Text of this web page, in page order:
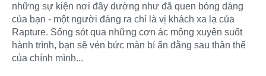
những sự kiện nơi đây dường như đã quen bóng dáng
của bạn - một người đáng ra chỉ là vị khách xa lạ của
Rapture. Sống sót qua những cơn ác mộng xuyên suốt
hành trình, bạn sẽ vén bức màn bí ẩn đằng sau thân thế
của chính mình...